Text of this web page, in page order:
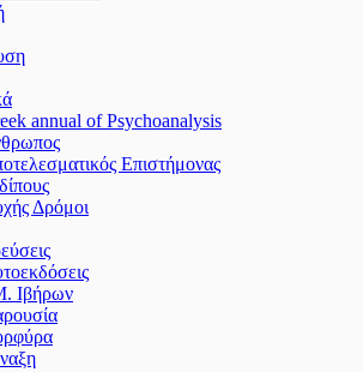
annual of Psychoanalysis
Επιστήμονας
Δρόμοι
Ιβήρων